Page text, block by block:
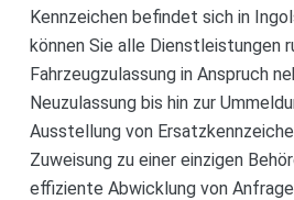
Kennzeichen befindet sich in
können Sie alle Dienstleistungen
Fahrzeugzulassung in Anspruch
Neuzulassung bis hin zur
Ausstellung von
Zuweisung zu einer einzigen
effiziente Abwicklung von